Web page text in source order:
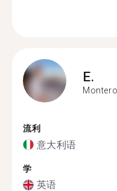
E.
流利
意大利语
学
英语